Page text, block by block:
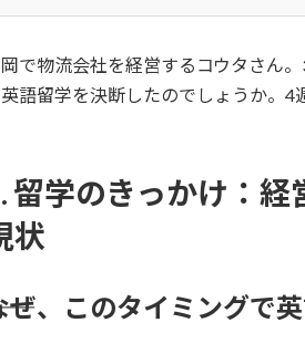
で物流会社を経営するコウタさん
語留学を決断したのでしょうか。4
留学のきっかけ：
状
なぜ、このタイミングで